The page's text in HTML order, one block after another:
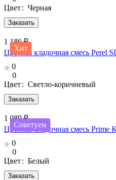
Заказать
Цвет: Черная
Хит
1 186 ₽
Цветная кладочная смесь Perel
0
0
Заказать
Цвет: Светло-коричневый
Советуем
1 089 ₽
Цветная кладочная смесь Prime
0
0
Заказать
Цвет: Белый